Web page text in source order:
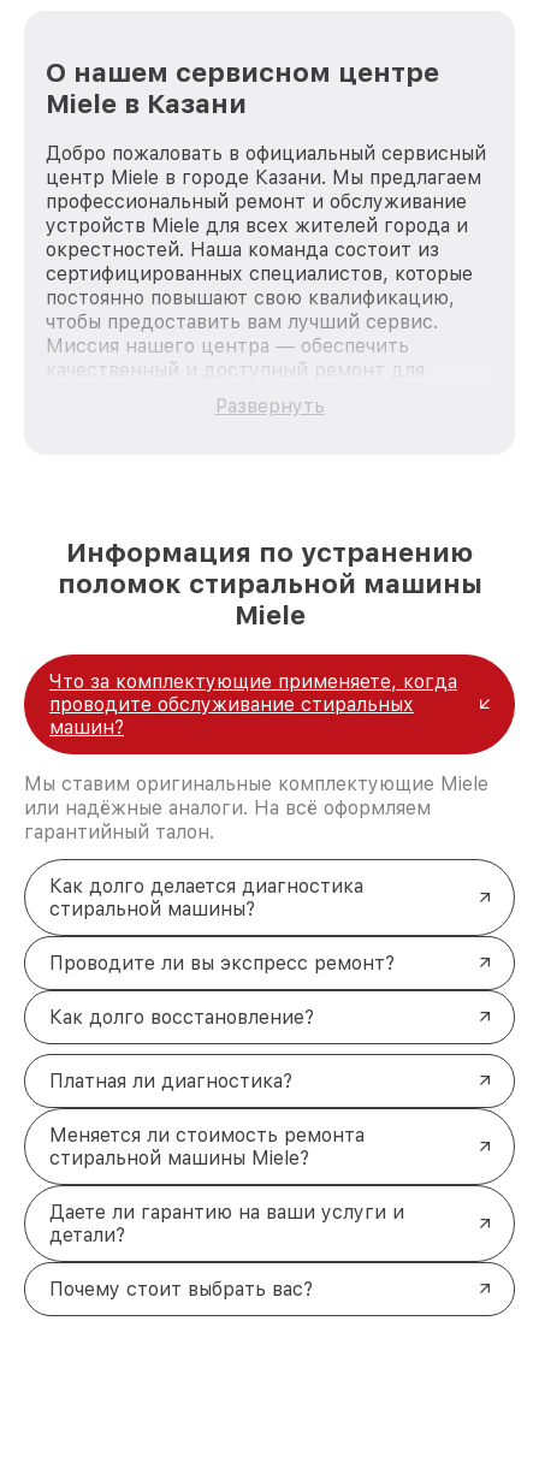
О нашем сервисном центре
Miele в Казани
Добро пожаловать в официальный сервисный
центр Miele в городе Казани. Мы предлагаем
профессиональный ремонт и обслуживание
устройств Miele для всех жителей города и
окрестностей. Наша команда состоит из
сертифицированных специалистов, которые
постоянно повышают свою квалификацию,
чтобы предоставить вам лучший сервис.
Миссия нашего центра — обеспечить
качественный и доступный ремонт для
каждого пользователя продукции Miele, вне
зависимости от сложности поломки. Мы
и лояльности наших клиентов.
Развернуть
Информация по устранению
поломок стиральной машины
Miele
Что за комплектующие применяете, когда
проводите обслуживание стиральных
машин?
Мы ставим оригинальные комплектующие Miele
или надёжные аналоги. На всё оформляем
гарантийный талон.
Как долго делается диагностика
стиральной машины?
Проводите ли вы экспресс ремонт?
Как долго восстановление?
Платная ли диагностика?
Меняется ли стоимость ремонта
стиральной машины Miele?
Даете ли гарантию на ваши услуги и
детали?
Почему стоит выбрать вас?